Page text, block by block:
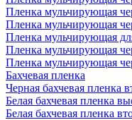
Пленка мульчирующая
Пленка мульчирующая
Пленка мульчирующая
Пленка мульчирующая
Пленка мульчирующая
Бахчевая пленка
Черная бахчевая пленка
Белая бахчевая пленка
Белая бахчевая пленка